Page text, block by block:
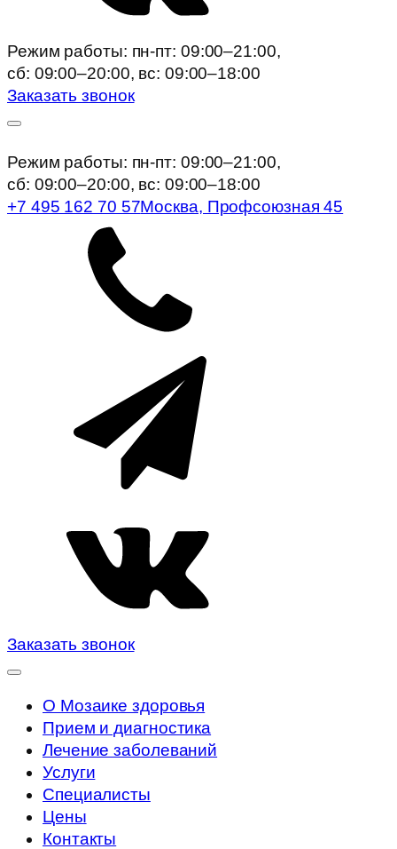
Режим работы: пн-пт: 09:00–21:00,
сб: 09:00–20:00, вc: 09:00–18:00
Заказать звонок
Режим работы: пн-пт: 09:00–21:00,
сб: 09:00–20:00, вc: 09:00–18:00
+7 495 162 70 57Москва, Профсоюзная 45
Заказать звонок
О Мозаике здоровья
Прием и диагностика
Лечение заболеваний
Услуги
Специалисты
Цены
Контакты